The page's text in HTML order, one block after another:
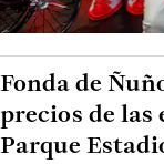
Fonda de
precios de las
Parque